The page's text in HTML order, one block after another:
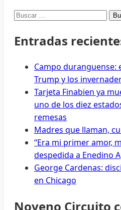
Buscar:
Entradas
Campo duranguense:
Trump y los
Tarjeta Finabien ya
uno de los diez
remesas
Madres que llaman,
“Era mi primer amor,
despedida a Enedino
George Cardenas:
en Chicago
Noveno Circuito